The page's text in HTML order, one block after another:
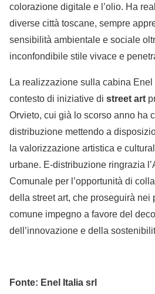
colorazione digitale e l’olio. Ha
diverse città toscane, sempre
sensibilità ambientale e sociale
inconfondibile stile vivace e
La realizzazione sulla cabina
contesto di iniziative di street art
Orvieto, cui già lo scorso anno ha
distribuzione mettendo a
la valorizzazione artistica e
urbane. E-distribuzione ringrazia
Comunale per l’opportunità di
della street art, che proseguirà nei
comune impegno a favore del
dell’innovazione e della
Fonte: Enel Italia srl